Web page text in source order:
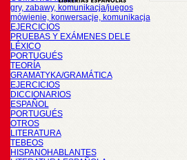
gry, zabawy, komunikacja/juegos
mówienie, konwersacje, komunikacja
EJERCICIOS
PRUEBAS Y EXÁMENES DELE
LÉXICO
PORTUGUÉS
TEORÍA
GRAMATYKA/GRAMÁTICA
EJERCICIOS
DICCIONARIOS
ESPAÑOL
PORTUGUÉS
OTROS
LITERATURA
TEBEOS
HISPANOHABLANTES